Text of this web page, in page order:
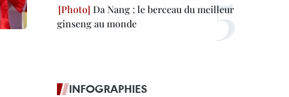
Da Nang : le berceau du meilleur
ginseng au monde
INFOGRAPHIES